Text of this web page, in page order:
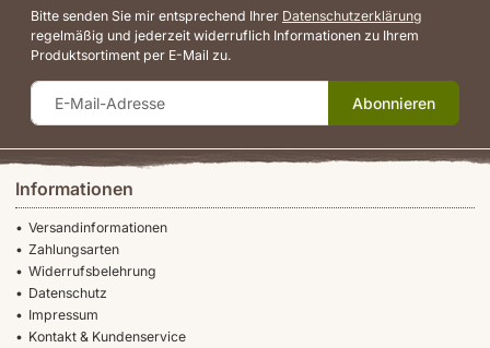
Informationen
Versandinformationen
Zahlungsarten
Widerrufsbelehrung
Datenschutz
Impressum
Kontakt & Kundenservice
Bitte senden Sie mir entsprechend Ihrer Datenschutzerklärung
regelmäßig und jederzeit widerruflich Informationen zu Ihrem
Produktsortiment per E-Mail zu.
Abonnieren